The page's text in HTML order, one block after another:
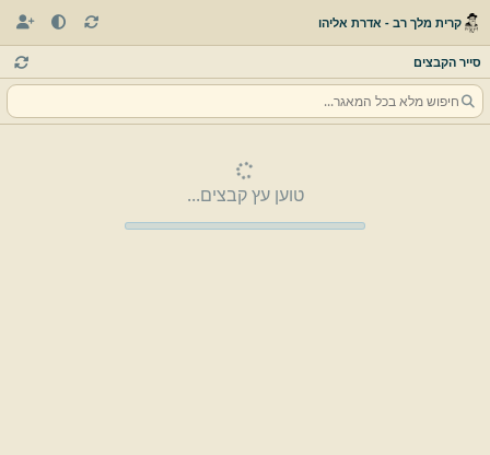
קרית מלך רב - אדרת אליהו
סייר הקבצים
טוען עץ קבצים...